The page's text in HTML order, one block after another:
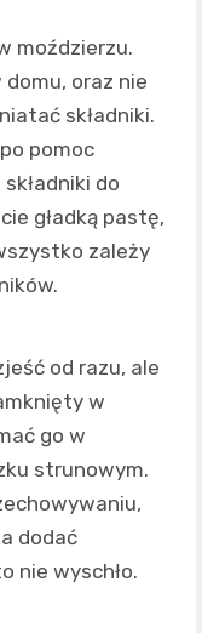
moździerzu.
oraz nie
składniki.
pomoc
do
gładką pastę,
zależy
od razu, ale
w
go w
strunowym.
dodać
nie wyschło.